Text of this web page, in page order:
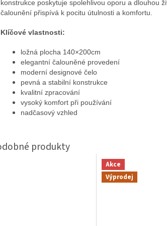
konstrukce poskytuje spolehlivou oporu a dlouhou
čalounění přispívá k pocitu útulnosti a komfortu.
Klíčové vlastnosti:
ložná plocha 140×200cm
elegantní čalouněné provedení
moderní designové čelo
pevná a stabilní konstrukce
kvalitní zpracování
vysoký komfort při používání
nadčasový vzhled
Akce
Výprodej